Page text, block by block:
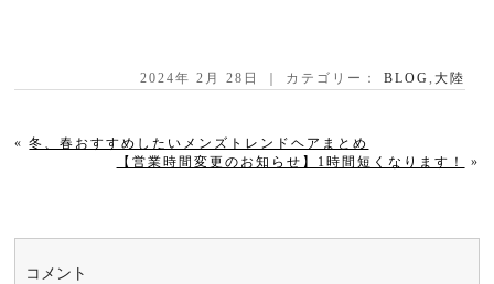
2024年 2月 28日 ｜ カテゴリー： BLOG, 大陸
«冬、春おすすめしたいメンズトレンドヘアまとめ
【営業時間変更のお知らせ】1時間短くなります！
»
コメント